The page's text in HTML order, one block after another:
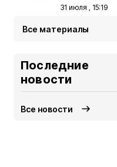
31 июля , 15:19
Все материалы
Последние
новости
Все новости